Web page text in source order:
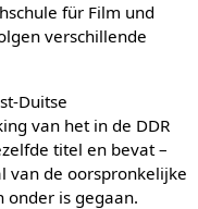
für Film und
verschillende
Duitse
van het in de DDR
titel en bevat –
van de oorspronkelijke
onder is gegaan.